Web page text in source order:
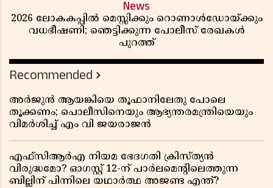
News
2026 ലോകകപ്പിൽ മെസ്സിക്കും റൊണാൾഡോയ്ക്കും
വധഭീഷണി; ഞെട്ടിക്കുന്ന പോലീസ് രേഖകൾ
പുറത്ത്
Recommended
അർജുൻ ആയങ്കിയെ തൂഫാനിലേതു പോലെ
തൂക്കണം; പൊലീസിനെയും ആഭ്യന്തരമന്ത്രിയെയും
വിമർശിച്ച് എം വി ജയരാജൻ
എഫ്സിആർഎ നിയമ ഭേദഗതി ക്രിസ്ത്യൻ
വിരുദ്ധമോ? ഓഗസ്റ്റ് 12-ന് പാർലമെന്റിലെത്തുന്ന
ബില്ലിന് പിന്നിലെ യഥാർത്ഥ അജണ്ട എന്ത്?